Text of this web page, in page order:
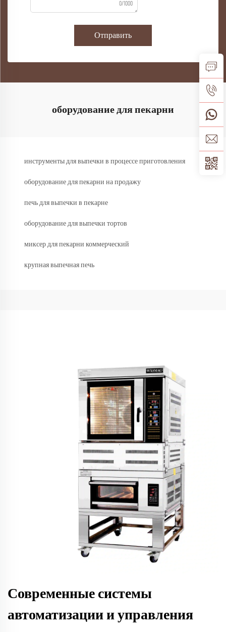
0/1000
Отправить
оборудование для пекарни
инструменты для выпечки в процессе приготовления
оборудование для пекарни на продажу
печь для выпечки в пекарне
оборудование для выпечки тортов
миксер для пекарни коммерческий
крупная выпечная печь
Современные системы
автоматизации и управления